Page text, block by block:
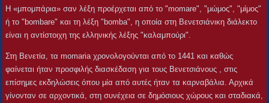
Η «μπομπάρια» σαν λέξη προέρχεται από το "momare", "μώμος", "μίμος"
ή το "bombare" και τη λέξη "bomba", η οποία στη Βενετσιάνικη διάλεκτο
είναι η αντίστοιχη της ελληνικής λέξης "καλαμπούρι".
Στη Βενετία, τα momaria χρονολογούνται από το 1441 και καθώς
φαίνεται ήταν προσφιλής διασκέδαση για τους Βενετσιάνους , στις
επίσημες εκδηλώσεις όπου μία από αυτές ήταν τα καρναβάλια. Αρχικά
γίνονταν σε αρχοντικά, στη συνέχεια σε δημόσιους χώρους και σταδιακά,